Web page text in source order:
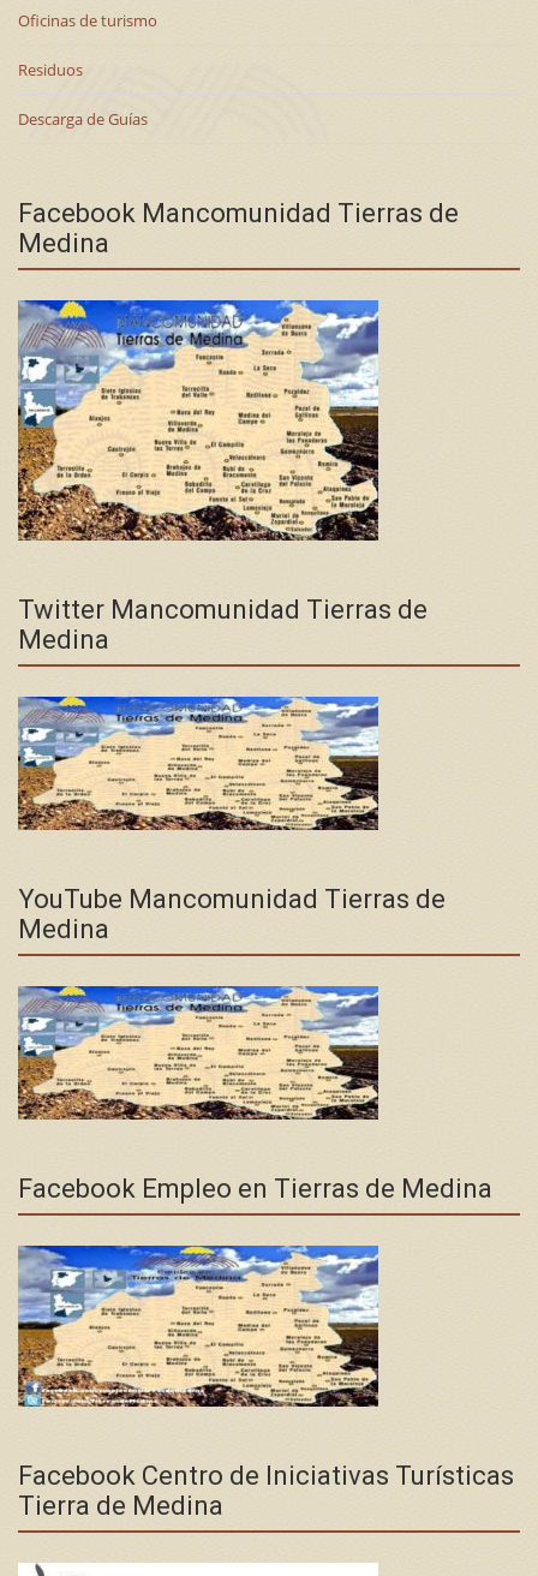
Oficinas de turismo
Residuos
Descarga de Guías
Facebook Mancomunidad Tierras de
Medina
Twitter Mancomunidad Tierras de
Medina
YouTube Mancomunidad Tierras de
Medina
Facebook Empleo en Tierras de Medina
Facebook Centro de Iniciativas Turísticas
Tierra de Medina